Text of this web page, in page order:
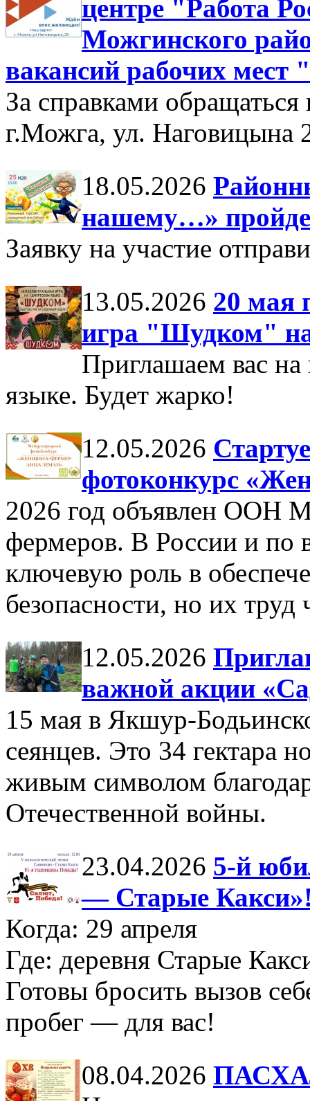
центре "Работа
Можгинского
вакансий рабочих мест
За справками
г.Можга, ул. Наговицына
18.05.2026
нашему…»
Заявку на участие
13.05.2026 20 мая
игра "Шудком"
Приглашаем вас
языке. Будет жарко!
12.05.2026
фотоконкурс
2026 год объявлен ООН
фермеров. В России и
ключевую роль в
безопасности, но их труд
12.05.2026
важной акции
15 мая в Якшур-
сеянцев. Это 34 гектара
живым символом
Отечественной войны.
23.04.2026 5-й
— Старые
Когда: 29 апреля
Где: деревня Старые
Готовы бросить вызов
пробег — для вас!
08.04.2026